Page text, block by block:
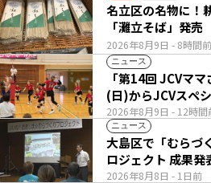
2026年8月9日 - 8時間前
名立区の名物に！
「灘立そば」発売
ニュース
2026年8月9日 - 12時間
「第14回 JCVマ
(日)からJCVスペ
ニュース
2026年8月8日 - 1日前
大島区で「むらづ
ロジェクト 成果発